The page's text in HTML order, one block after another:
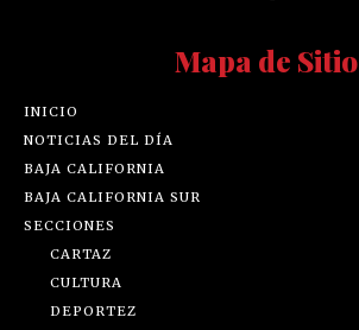
Mapa de Sitio
INICIO
NOTICIAS DEL DÍA
BAJA CALIFORNIA
BAJA CALIFORNIA SUR
SECCIONES
CARTAZ
CULTURA
DEPORTEZ